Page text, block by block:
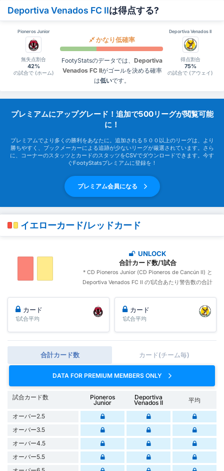
Deportiva Venados FC IIは得点する?
Pioneros Junior Deportiva Venados II
無失点割合
42%
の試合で (ホーム)
かなり低確率
FootyStatsのデータでは、 Deportiva
Venados FC IIがゴールを決める確率
は低いです。
得点割合
75%
の試合で (アウェイ)
プレミアムにアップグレード！追加で500リーグが閲覧可能
に！
プレミアムでより多くの勝利をあなたに。追加される５００以上のリーグは、より
勝ちやすく、ブックメーカーによる追跡が少ないリーグが厳選されています。さら
に、コーナーのスタッツとカードのスタッツをCSVでダウンロードできます。今す
ぐFootyStatsプレミアムに登録を！
プレミアム会員になる
イエローカード/レッドカード
UNLOCK
合計カード数/1試合
* CD Pioneros Junior (CD Pioneros de Cancún II) と
Deportiva Venados FC II の1試合あたり警告数の合計
カード
1試合平均
カード
1試合平均
合計カード数 カード(チーム毎)
DATA FOR PREMIUM MEMBERS ONLY
試合カード数 Pioneros
Junior
Deportiva
Venados II 平均
オーバー2.5
オーバー3.5
オーバー4.5
オーバー5.5